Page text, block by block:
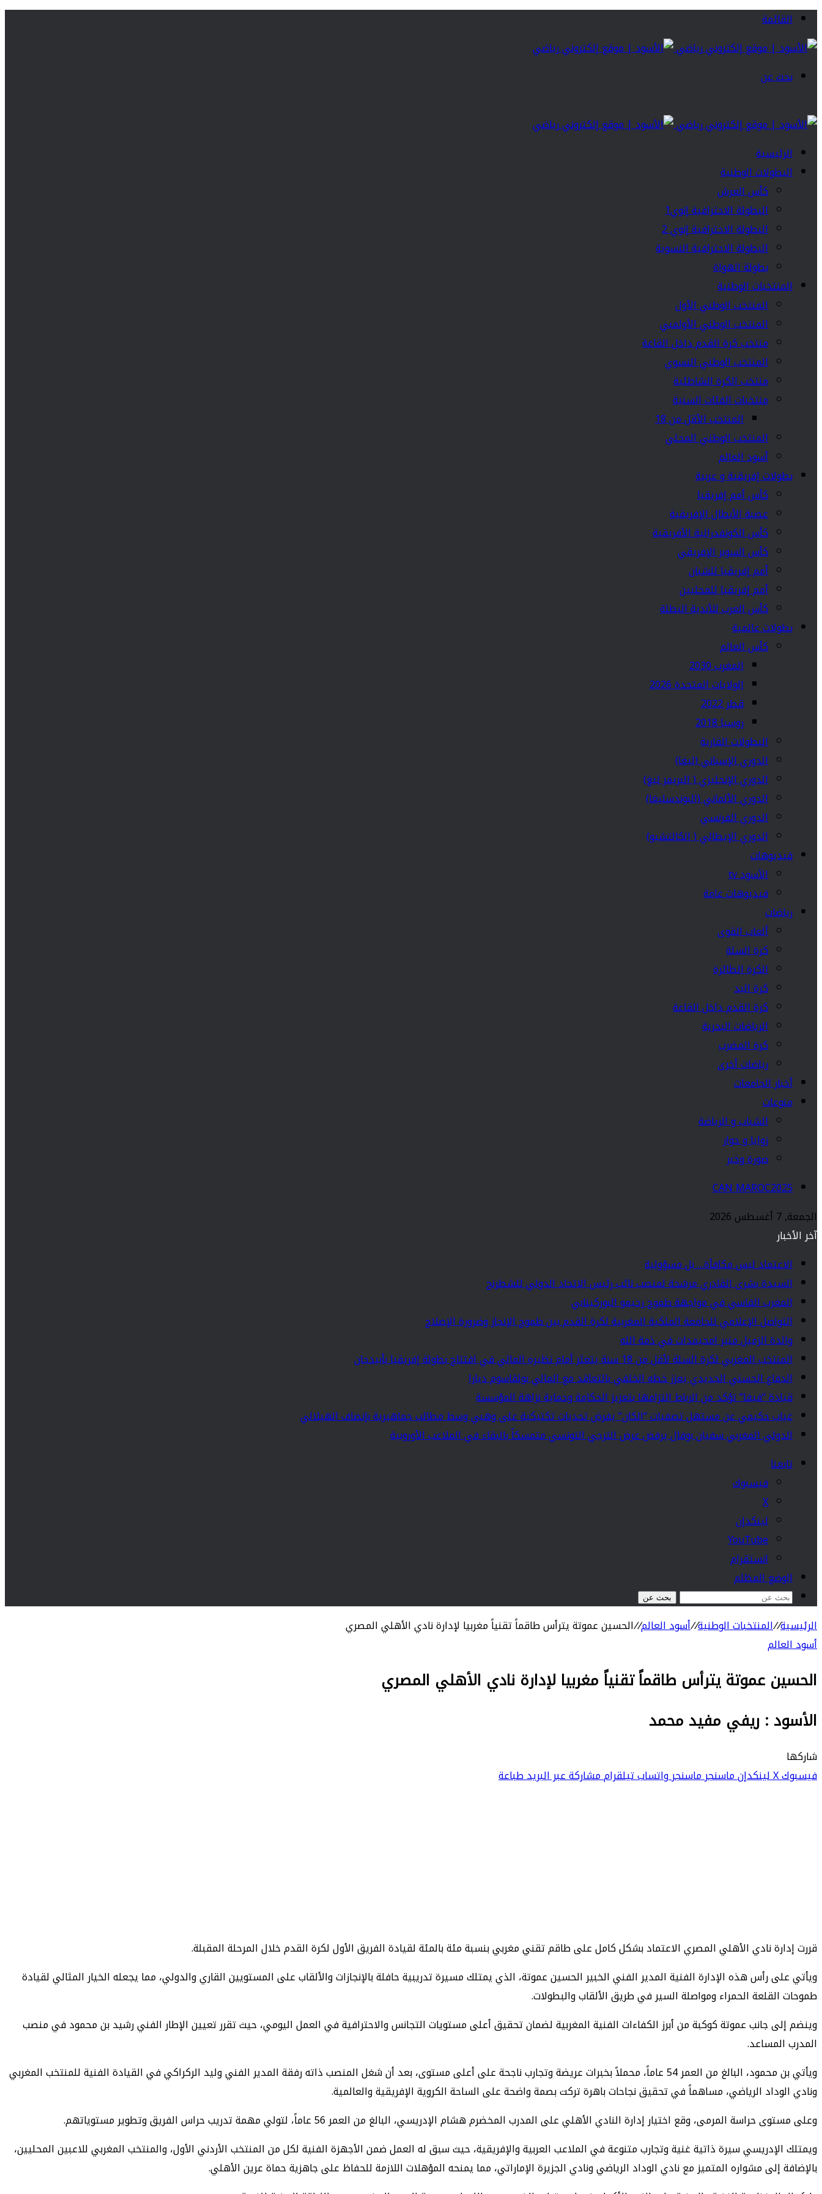
القائمة
بحث عن
الرئيسية
البطولات الوطنية
كأس العرش
البطولة الاحترافية إنوي1
البطولة الاحترافية إنوي 2
البطولة الاحترافية النسوية
بطولة الهواة
المنتخبات الوطنية
المنتخب الوطني الأول
المنتخب الوطني الأولمبي
منتخب كرة القدم داخل القاعة
المنتخب الوطني النسوي
منتخب الكرة الشاطئية
منتخبات الفئات السنية
المنتخب الأقل من 18
المنتخب الوطني المحلي
أسود العالم
بطولات إفريقية و عربية
كأس أمم إفريقيا
عصبة الأبطال الإفريقية
كأس الكونفدرالية الأفريقية
كأس السوبر الإفريقي
أمم إفريقيا للشبان
أمم إفريقيا للمحليين
كأس العرب للأندية البطلة
بطولات عالمية
كأس العالم
المغرب 2030
الولايات المتحدة 2026
قطر 2022
روسيا 2018
البطولات القارية
الدوري الإسباني (ليغا)
الدوري الإنجليزي ( البريمر ليغ)
الدوري الألماني (البوندسليغا)
الدوري الفرنسي
الدوري الإيطالي ( الكالتشيو)
فيديوهات
الأسود tv
فيديوهات عامة
رياضات
ألعاب القوى
كرة السلة
الكرة الطائرة
كرة اليد
كرة القدم داخل القاعة
الرياضات البحرية
كرة المضرب
رياضات أخرى
أخبار الجامعات
منوعات
الشباب و الرياضة
زوايا و حوار
صورة وخبر
CAN MAROC2025
الجمعة, 7 أغسطس 2026
آخر الأخبار
الاعتماد ليس مكافأة… بل مسؤولية
السيدة بشرى القادري مرشحة لمنصب نائب رئيس الاتحاد الدولي للشطرنج
المغرب الفاسي في مواجهة طموح رحيمو البوركينابي
التواصل الإعلامي للجامعة الملكية المغربية لكرة القدم بين طموح الإنجاز وضرورة الإصلاح
والدة الزميل منير امحيمدات في ذمة الله
المنتخب المغربي لكرة السلة لأقل من 18 سنة يتعثر أمام نظيره المالي في افتتاح بطولة إفريقيا بأبيدجان
الدفاع الحسني الجديدي يعزز خطه الخلفي بالتعاقد مع المالي بولقاسوم ديارا
قيادة “فيفا” تؤكد من الرباط التزامها بتعزيز الحكامة وحماية نزاهة المؤسسة
غياب حكيمي عن مستهل تصفيات “الكان” يفرض تحديات تكتيكية على وهبي وسط مطالب جماهيرية بإنصاف الهيلالي
الدولي المغربي سفيان بوفال يرفض عرض الترجي التونسي متمسكاً بالبقاء في الملاعب الأوروبية
تابعنا
فيسبوك
‫X
لينكدإن
‫YouTube
انستقرام
الوضع المظلم
بحث عن
الرئيسية//المنتخبات الوطنية//أسود العالم//الحسين عموتة يترأس طاقماً تقنياً مغربيا لإدارة نادي الأهلي المصري
أسود العالم
الحسين عموتة يترأس طاقماً تقنياً مغربيا لإدارة نادي الأهلي المصري
الأسود : ريفي مفيد محمد
شاركها
فيسبوك‫Xلينكدإنماسنجرماسنجرواتسابتيلقراممشاركة عبر البريدطباعة
قررت إدارة نادي الأهلي المصري الاعتماد بشكل كامل على طاقم تقني مغربي بنسبة مئة بالمئة لقيادة الفريق الأول لكرة القدم خلال المرحلة المقبلة.
ويأتي على رأس هذه الإدارة الفنية المدير الفني الخبير الحسين عموتة، الذي يمتلك مسيرة تدريبية حافلة بالإنجازات والألقاب على المستويين القاري والدولي، مما يجعله الخيار المثالي لقيادة
طموحات القلعة الحمراء ومواصلة السير في طريق الألقاب والبطولات.
​وينضم إلى جانب عموتة كوكبة من أبرز الكفاءات الفنية المغربية لضمان تحقيق أعلى مستويات التجانس والاحترافية في العمل اليومي، حيث تقرر تعيين الإطار الفني رشيد بن محمود في منصب
المدرب المساعد.
ويأتي بن محمود، البالغ من العمر 54 عاماً، محملاً بخبرات عريضة وتجارب ناجحة على أعلى مستوى، بعد أن شغل المنصب ذاته رفقة المدير الفني وليد الركراكي في القيادة الفنية للمنتخب المغربي
ونادي الوداد الرياضي، مساهماً في تحقيق نجاحات باهرة تركت بصمة واضحة على الساحة الكروية الإفريقية والعالمية.
​وعلى مستوى حراسة المرمى، وقع اختيار إدارة النادي الأهلي على المدرب المخضرم هشام الإدريسي، البالغ من العمر 56 عاماً، لتولي مهمة تدريب حراس الفريق وتطوير مستوياتهم.
ويمتلك الإدريسي سيرة ذاتية غنية وتجارب متنوعة في الملاعب العربية والإفريقية، حيث سبق له العمل ضمن الأجهزة الفنية لكل من المنتخب الأردني الأول، والمنتخب المغربي للاعبين المحليين،
بالإضافة إلى مشواره المتميز مع نادي الوداد الرياضي ونادي الجزيرة الإماراتي، مما يمنحه المؤهلات اللازمة للحفاظ على جاهزية حماة عرين الأهلي.